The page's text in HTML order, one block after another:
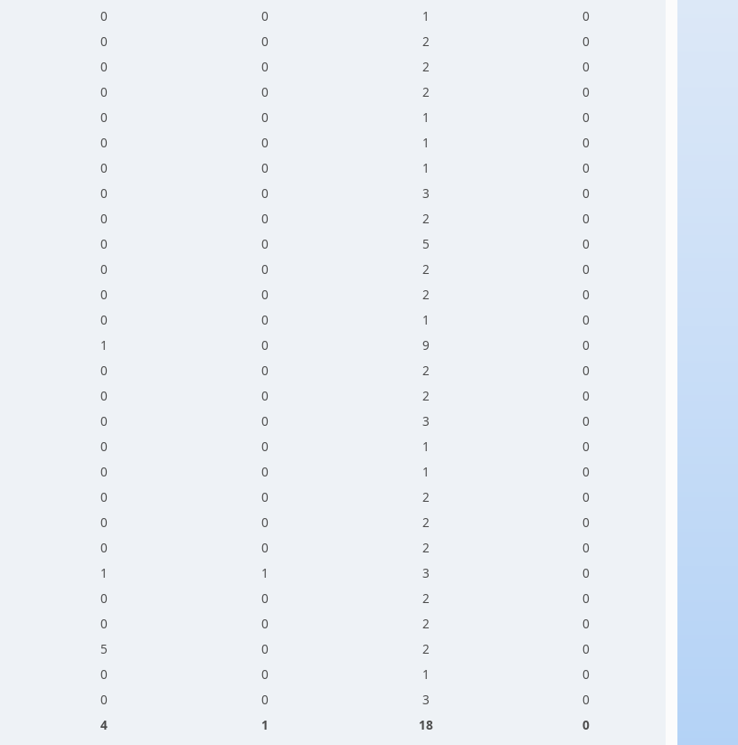
0 0 1
0
0 0 2
0
0 0 2
0
0 0 2
0
0 0 1
0
0 0 1
0
0 0 1
0
0 0 3
0
0 0 2
0
0 0 5
0
0 0 2
0
0 0 2
0
0 0 1
0
1 0 9
0
0 0 2
0
0 0 2
0
0 0 3
0
0 0 1
0
0 0 1
0
0 0 2
0
0 0 2
0
0 0 2
0
1 1 3
0
0 0 2
0
0 0 2
0
5 0 2
0
0 0 1
0
0 0 3
0
4 1 18
0